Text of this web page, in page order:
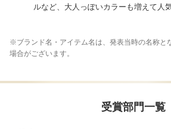
ルなど、大人っぽいカラーも増えて人
※ブランド名・アイテム名は、発表当時の名称と
場合がございます。
受賞部門一覧